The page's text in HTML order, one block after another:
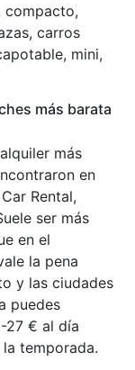
compacto,
carros
mini,
más barata
más
en
Rental,
ser más
en el
la pena
y las ciudades
puedes
27 € al día
temporada.